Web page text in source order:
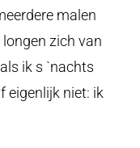
malen
zich van
ik s `nachts
eigenlijk niet: ik